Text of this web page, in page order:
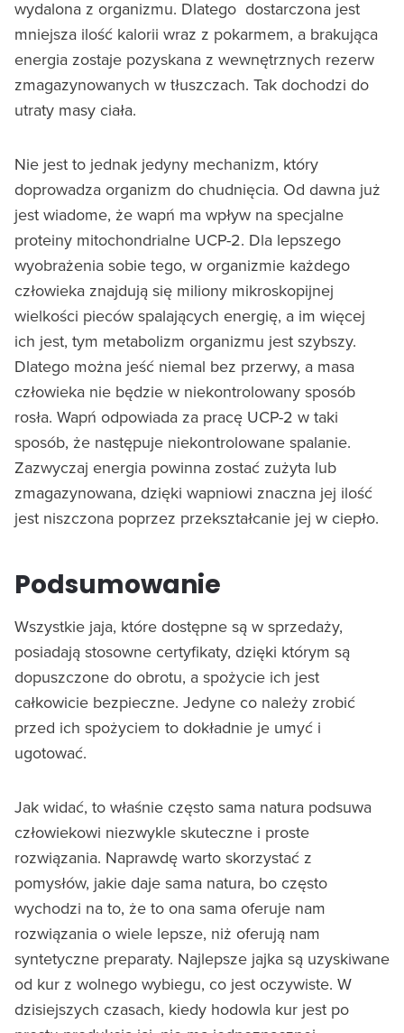
wydalona z organizmu. Dlatego dostarczona jest
mniejsza ilość kalorii wraz z pokarmem, a brakująca
energia zostaje pozyskana z wewnętrznych rezerw
zmagazynowanych w tłuszczach. Tak dochodzi do
utraty masy ciała.
Nie jest to jednak jedyny mechanizm, który
doprowadza organizm do chudnięcia. Od dawna już
jest wiadome, że wapń ma wpływ na specjalne
proteiny mitochondrialne UCP-2. Dla lepszego
wyobrażenia sobie tego, w organizmie każdego
człowieka znajdują się miliony mikroskopijnej
wielkości pieców spalających energię, a im więcej
ich jest, tym metabolizm organizmu jest szybszy.
Dlatego można jeść niemal bez przerwy, a masa
człowieka nie będzie w niekontrolowany sposób
rosła. Wapń odpowiada za pracę UCP-2 w taki
sposób, że następuje niekontrolowane spalanie.
Zazwyczaj energia powinna zostać zużyta lub
zmagazynowana, dzięki wapniowi znaczna jej ilość
jest niszczona poprzez przekształcanie jej w ciepło.
Podsumowanie
Wszystkie jaja, które dostępne są w sprzedaży,
posiadają stosowne certyfikaty, dzięki którym są
dopuszczone do obrotu, a spożycie ich jest
całkowicie bezpieczne. Jedyne co należy zrobić
przed ich spożyciem to dokładnie je umyć i
ugotować.
Jak widać, to właśnie często sama natura podsuwa
człowiekowi niezwykle skuteczne i proste
rozwiązania. Naprawdę warto skorzystać z
pomysłów, jakie daje sama natura, bo często
wychodzi na to, że to ona sama oferuje nam
rozwiązania o wiele lepsze, niż oferują nam
syntetyczne preparaty. Najlepsze jajka są uzyskiwane
od kur z wolnego wybiegu, co jest oczywiste. W
dzisiejszych czasach, kiedy hodowla kur jest po